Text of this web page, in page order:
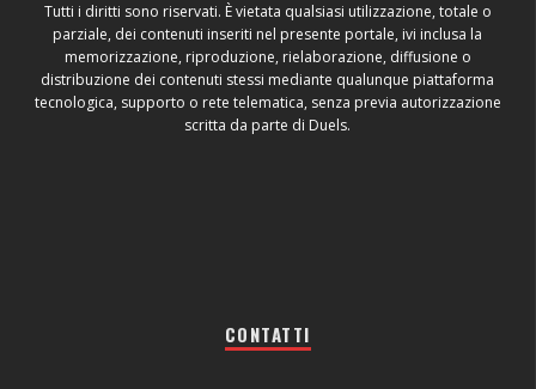
Tutti i diritti sono riservati. È vietata qualsiasi utilizzazione, totale o
parziale, dei contenuti inseriti nel presente portale, ivi inclusa la
memorizzazione, riproduzione, rielaborazione, diffusione o
distribuzione dei contenuti stessi mediante qualunque piattaforma
tecnologica, supporto o rete telematica, senza previa autorizzazione
scritta da parte di Duels.
CONTATTI